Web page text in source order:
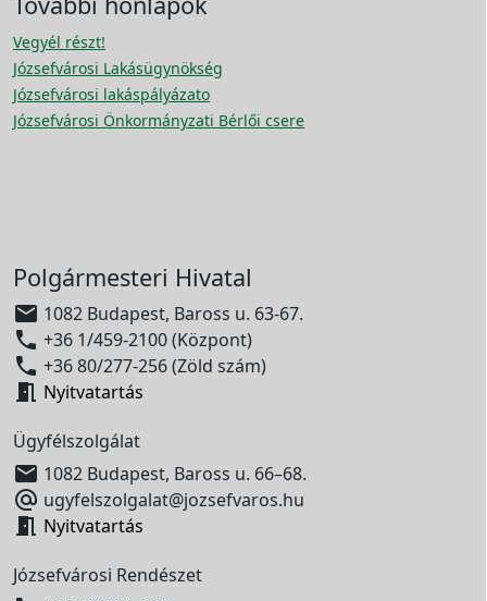
Vegyél részt!
Józsefvárosi Lakásügynökség
Józsefvárosi lakáspályázato
Józsefvárosi Önkormányzati Bérlői csere
Polgármesteri Hivatal
 1082 Budapest, Baross u. 63-67.
 +36 1/459-2100 (Központ)
 +36 80/277-256 (Zöld szám)
 Nyitvatartás
Ügyfélszolgálat
 1082 Budapest, Baross u. 66–68.
 ugyfelszolgalat@jozsefvaros.hu
 Nyitvatartás
Józsefvárosi Rendészet